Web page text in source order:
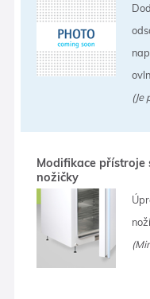
(Je
Modifikace přístroje
nožičky